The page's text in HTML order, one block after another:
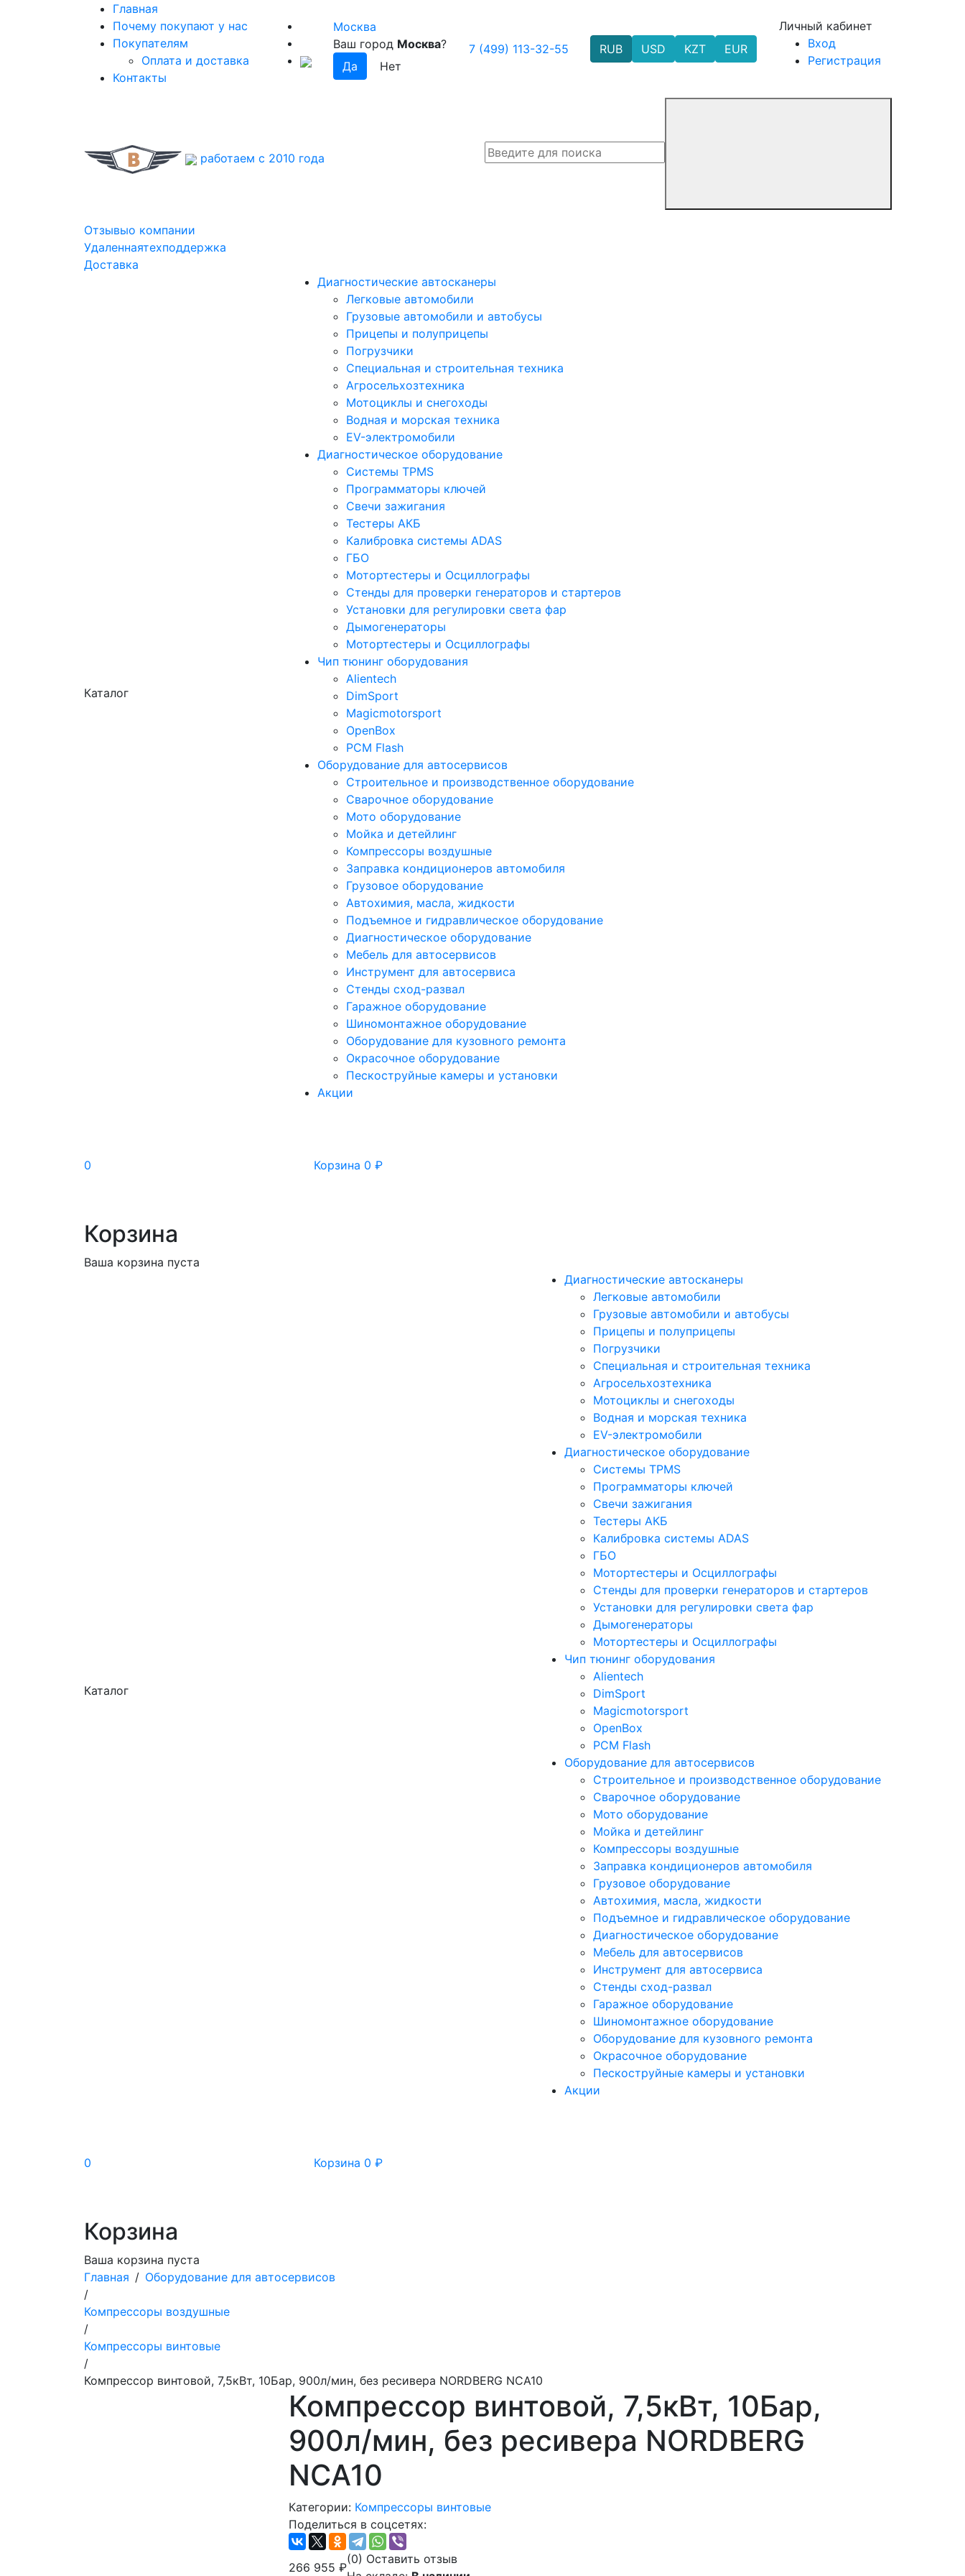
Главная
Почему покупают у нас
Покупателям
Оплата и доставка
Контакты
Москва
Ваш город Москва? 7 (499) 113-32-55 RUB USD KZT EUR
Личный кабинет
Вход
Регистрация
работаем с 2010 года
Отзывыо компании
Удаленнаятехподдержка
Доставка
Каталог
Диагностические автосканеры
Легковые автомобили
Грузовые автомобили и автобусы
Прицепы и полуприцепы
Погрузчики
Специальная и строительная техника
Агросельхозтехника
Мотоциклы и снегоходы
Водная и морская техника
EV-электромобили
Диагностическое оборудование
Системы TPMS
Программаторы ключей
Свечи зажигания
Тестеры АКБ
Калибровка системы ADAS
ГБО
Мотортестеры и Осциллографы
Стенды для проверки генераторов и стартеров
Установки для регулировки света фар
Дымогенераторы
Мотортестеры и Осциллографы
Чип тюнинг оборудования
Alientech
DimSport
Magicmotorsport
OpenBox
PCM Flash
Оборудование для автосервисов
Строительное и производственное оборудование
Сварочное оборудование
Мото оборудование
Мойка и детейлинг
Компрессоры воздушные
Заправка кондиционеров автомобиля
Грузовое оборудование
Автохимия, масла, жидкости
Подъемное и гидравлическое оборудование
Диагностическое оборудование
Мебель для автосервисов
Инструмент для автосервиса
Стенды сход-развал
Гаражное оборудование
Шиномонтажное оборудование
Оборудование для кузовного ремонта
Окрасочное оборудование
Пескоструйные камеры и установки
Акции
0 Корзина 0 ₽
Корзина
Ваша корзина пуста
Каталог
Диагностические автосканеры
Легковые автомобили
Грузовые автомобили и автобусы
Прицепы и полуприцепы
Погрузчики
Специальная и строительная техника
Агросельхозтехника
Мотоциклы и снегоходы
Водная и морская техника
EV-электромобили
Диагностическое оборудование
Системы TPMS
Программаторы ключей
Свечи зажигания
Тестеры АКБ
Калибровка системы ADAS
ГБО
Мотортестеры и Осциллографы
Стенды для проверки генераторов и стартеров
Установки для регулировки света фар
Дымогенераторы
Мотортестеры и Осциллографы
Чип тюнинг оборудования
Alientech
DimSport
Magicmotorsport
OpenBox
PCM Flash
Оборудование для автосервисов
Строительное и производственное оборудование
Сварочное оборудование
Мото оборудование
Мойка и детейлинг
Компрессоры воздушные
Заправка кондиционеров автомобиля
Грузовое оборудование
Автохимия, масла, жидкости
Подъемное и гидравлическое оборудование
Диагностическое оборудование
Мебель для автосервисов
Инструмент для автосервиса
Стенды сход-развал
Гаражное оборудование
Шиномонтажное оборудование
Оборудование для кузовного ремонта
Окрасочное оборудование
Пескоструйные камеры и установки
Акции
0 Корзина 0 ₽
Корзина
Ваша корзина пуста
Главная / Оборудование для автосервисов
/
Компрессоры воздушные
/
Компрессоры винтовые
/
Компрессор винтовой, 7,5кВт, 10Бар, 900л/мин, без ресивера NORDBERG NCA10
Компрессор винтовой, 7,5кВт, 10Бар,
900л/мин, без ресивера NORDBERG
NCA10
Категории: Компрессоры винтовые
Поделиться в соцсетях:
266 955 ₽
(0) Оставить отзыв